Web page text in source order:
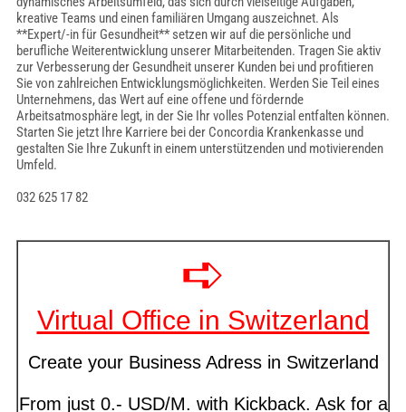
kreative Teams und einen familiären Umgang auszeichnet. Als
**Expert/-in für Gesundheit** setzen wir auf die persönliche und
berufliche Weiterentwicklung unserer Mitarbeitenden. Tragen Sie aktiv
zur Verbesserung der Gesundheit unserer Kunden bei und profitieren
Sie von zahlreichen Entwicklungsmöglichkeiten. Werden Sie Teil eines
Unternehmens, das Wert auf eine offene und fördernde
Arbeitsatmosphäre legt, in der Sie Ihr volles Potenzial entfalten können.
Starten Sie jetzt Ihre Karriere bei der Concordia Krankenkasse und
gestalten Sie Ihre Zukunft in einem unterstützenden und motivierenden
Umfeld.
032 625 17 82